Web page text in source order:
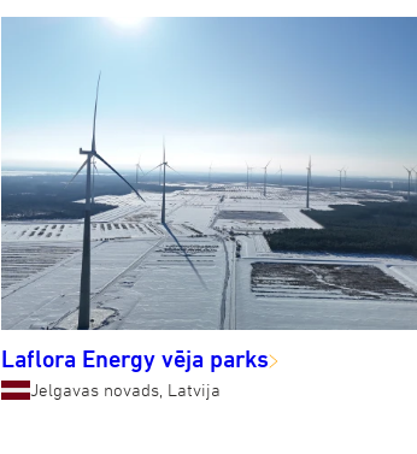
Laflora Energy vēja parks
Jelgavas novads, Latvija